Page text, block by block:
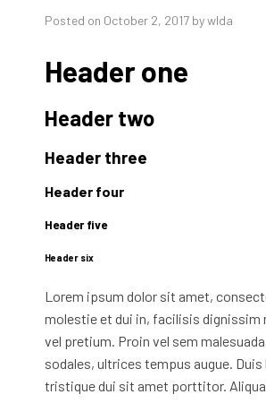
Posted on October 2, 2017 by wlda
Header one
Header two
Header three
Header four
Header five
Header six
Lorem ipsum dolor sit amet,
molestie et dui in, facilisis dignissim
vel pretium. Proin vel sem
sodales, ultrices tempus augue.
tristique dui sit amet porttitor.